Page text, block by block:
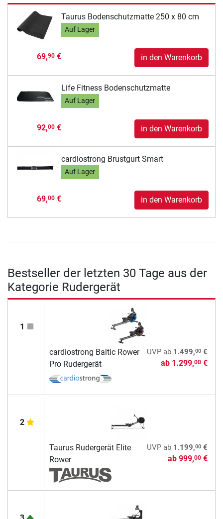
Taurus Bodenschutzmatte 250 x 80 cm
Auf Lager
69,90€ in den Warenkorb
Life Fitness Bodenschutzmatte
Auf Lager
92,00€ in den Warenkorb
cardiostrong Brustgurt Smart
Auf Lager
69,00€ in den Warenkorb
Bestseller der letzten 30 Tage aus der
Kategorie Rudergerät
1
cardiostrong Baltic Rower
Pro Rudergerät
UVPab 1.499,00€
ab 1.299,00€
2
Taurus Rudergerät Elite
Rower
UVPab 1.199,00€
ab 999,00€